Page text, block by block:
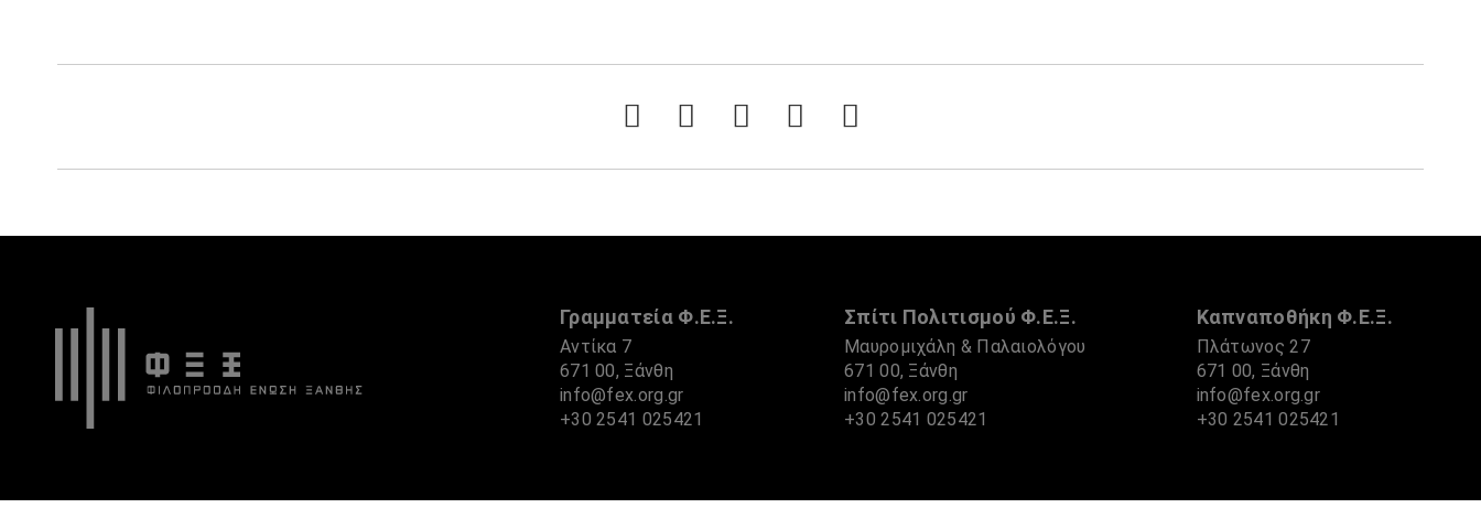
Γραμματεία Φ.Ε.Ξ.
Αντίκα 7
671 00, Ξάνθη
info@fex.org.gr
+30 2541 025421
Σπίτι Πολιτισμού Φ.Ε.Ξ.
Μαυρομιχάλη & Παλαιολόγου
671 00, Ξάνθη
info@fex.org.gr
+30 2541 025421
Καπναποθήκη Φ.Ε.Ξ.
Πλάτωνος 27
671 00, Ξάνθη
info@fex.org.gr
+30 2541 025421